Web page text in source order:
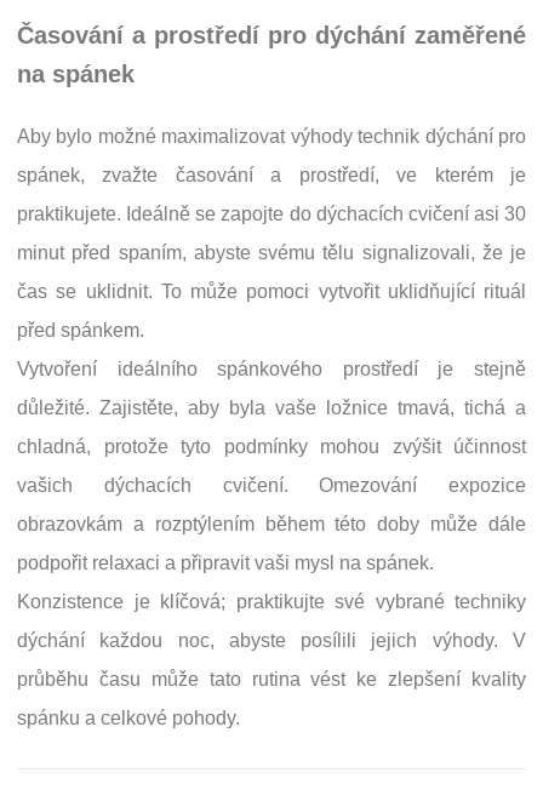
Časování a prostředí pro dýchání zaměřené
na spánek
Aby bylo možné maximalizovat výhody technik dýchání pro
spánek, zvažte časování a prostředí, ve kterém je
praktikujete. Ideálně se zapojte do dýchacích cvičení asi 30
minut před spaním, abyste svému tělu signalizovali, že je
čas se uklidnit. To může pomoci vytvořit uklidňující rituál
před spánkem.
Vytvoření ideálního spánkového prostředí je stejně
důležité. Zajistěte, aby byla vaše ložnice tmavá, tichá a
chladná, protože tyto podmínky mohou zvýšit účinnost
vašich dýchacích cvičení. Omezování expozice
obrazovkám a rozptýlením během této doby může dále
podpořit relaxaci a připravit vaši mysl na spánek.
Konzistence je klíčová; praktikujte své vybrané techniky
dýchání každou noc, abyste posílili jejich výhody. V
průběhu času může tato rutina vést ke zlepšení kvality
spánku a celkové pohody.